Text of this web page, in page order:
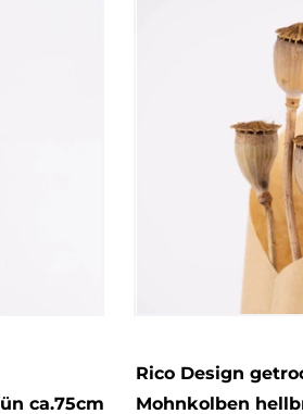
ca.75cm
Rico Design
Mohnkolben